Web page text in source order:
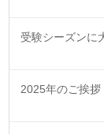
受験シーズンに
2025年のご挨拶